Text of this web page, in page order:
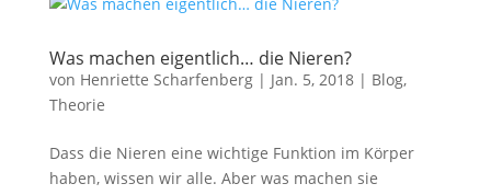
Was machen eigentlich… die Nieren?
von Henriette Scharfenberg| Jan. 5, 2018| Blog,
Theorie
Dass die Nieren eine wichtige Funktion im Körper
haben, wissen wir alle. Aber was machen sie